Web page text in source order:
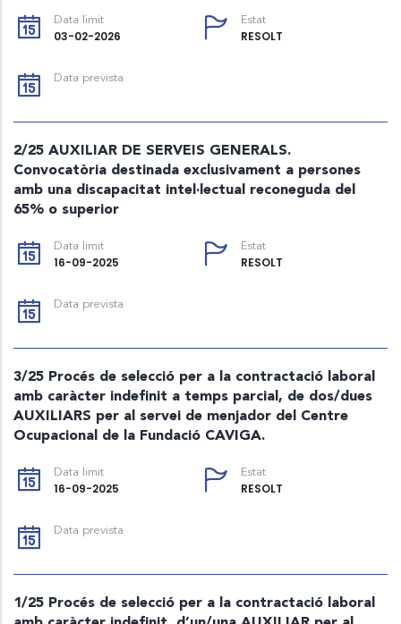
Data limit
03-02-2026
Estat
RESOLT
Data prevista
2/25 AUXILIAR DE SERVEIS GENERALS.
Convocatòria destinada exclusivament a persones
amb una discapacitat intel·lectual reconeguda del
65% o superior
Data limit
16-09-2025
Estat
RESOLT
Data prevista
3/25 Procés de selecció per a la contractació laboral
amb caràcter indefinit a temps parcial, de dos/dues
AUXILIARS per al servei de menjador del Centre
Ocupacional de la Fundació CAVIGA.
Data limit
16-09-2025
Estat
RESOLT
Data prevista
1/25 Procés de selecció per a la contractació laboral